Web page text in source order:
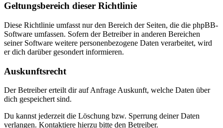
Geltungsbereich dieser Richtlinie
Diese Richtlinie umfasst nur den Bereich der Seiten, die die phpBB-
Software umfassen. Sofern der Betreiber in anderen Bereichen
seiner Software weitere personenbezogene Daten verarbeitet, wird
er dich darüber gesondert informieren.
Auskunftsrecht
Der Betreiber erteilt dir auf Anfrage Auskunft, welche Daten über
dich gespeichert sind.
Du kannst jederzeit die Löschung bzw. Sperrung deiner Daten
verlangen. Kontaktiere hierzu bitte den Betreiber.